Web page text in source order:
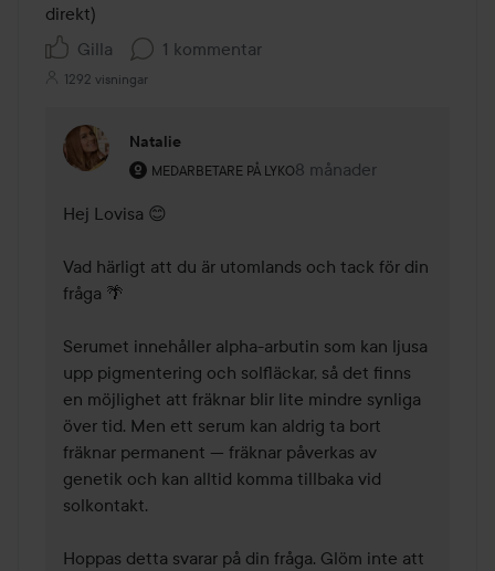
direkt)
Gilla
1 kommentar
1292 visningar
Natalie
MEDARBETARE PÅ LYKO
Användarens roll: Medarbetare på Lyko.
8 månader
Kommentaren lades 8
Hej Lovisa 😊
Vad härligt att du är utomlands och tack för din
fråga 🌴
Serumet innehåller alpha-arbutin som kan ljusa
upp pigmentering och solfläckar, så det finns
en möjlighet att fräknar blir lite mindre synliga
över tid. Men ett serum kan aldrig ta bort
fräknar permanent — fräknar påverkas av
genetik och kan alltid komma tillbaka vid
solkontakt.
Hoppas detta svarar på din fråga. Glöm inte att